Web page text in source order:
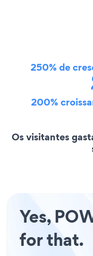
250% de
200%
Os visitantes
Yes,
for that.